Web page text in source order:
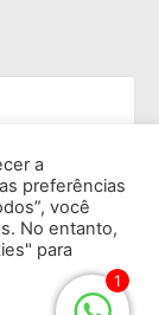
1
a
preferências
você
No entanto,
para